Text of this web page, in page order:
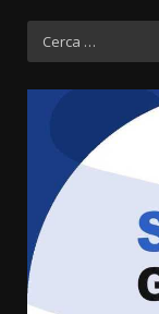
Ricerca
per: